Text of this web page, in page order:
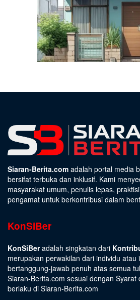
Siaran-Berita.com adalah portal media
bersifat terbuka dan inklusif. Kami
masyarakat umum, penulis lepas,
pengamat untuk berkontribusi dalam
KonSiBer
KonSiBeradalah singkatan dari
merupakan perwakilan dari individu atau
bertanggung-jawab penuh atas semua
Siaran-Berita.com sesuai dengan Syarat
berlaku di Siaran-Berita.com